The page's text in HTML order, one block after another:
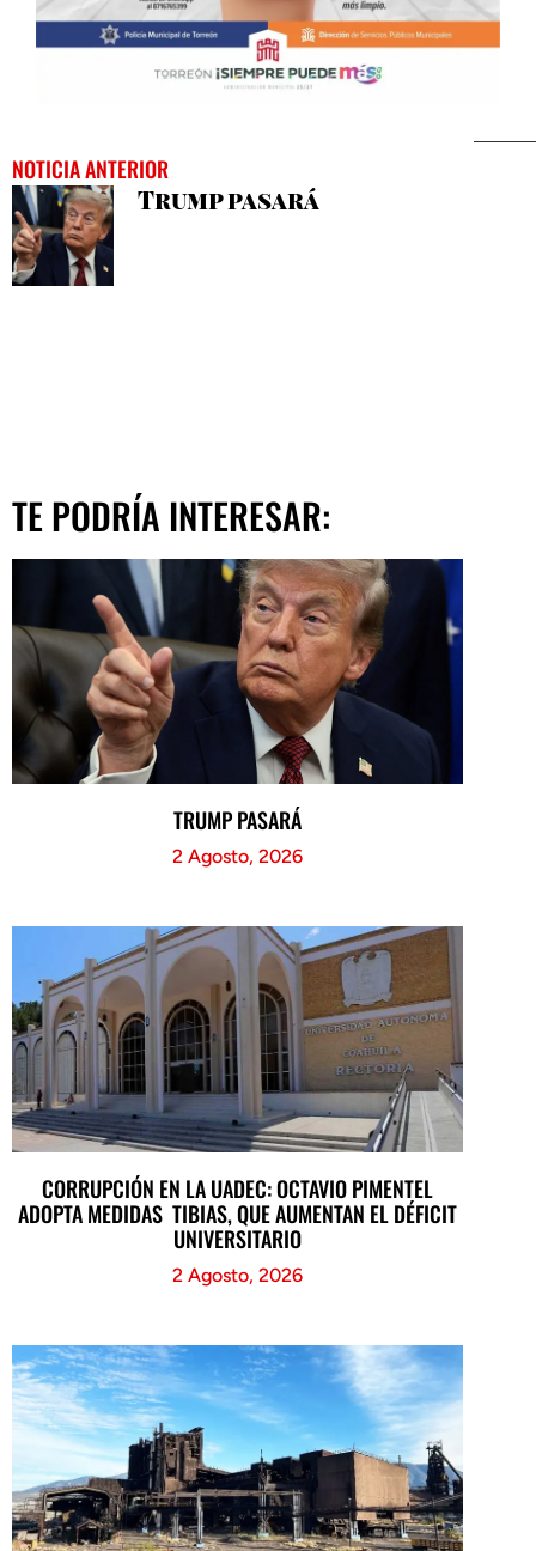
NOTICIA ANTERIOR
Trump pasará
TE PODRÍA INTERESAR:
TRUMP PASARÁ
2 Agosto, 2026
CORRUPCIÓN EN LA UADEC: OCTAVIO PIMENTEL
ADOPTA MEDIDAS TIBIAS, QUE AUMENTAN EL DÉFICIT
UNIVERSITARIO
2 Agosto, 2026